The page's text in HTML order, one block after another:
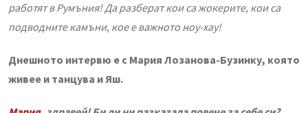
работят в Румъния! Да разберат кои са жокерите, кои са
подводните камъни, кое е важното ноу-хау!
Днешното интервю е с Мария Лозанова-Бузинку, която
живее и танцува и Яш.